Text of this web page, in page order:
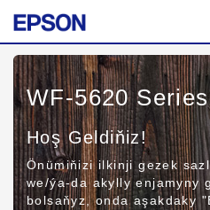
WF-5620 Series
Hoş Geldiňiz!
Önümiňizi ilkinji gezek
we/ýa-da akylly enjamyny
bolsaňyz, onda aşakdaky